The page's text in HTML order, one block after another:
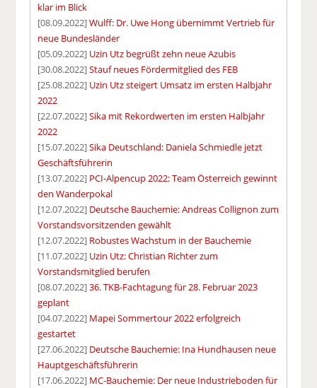
klar im Blick
[08.09.2022]Wulff: Dr. Uwe Hong übernimmt Vertrieb für
neue Bundesländer
[05.09.2022] Uzin Utz begrüßt zehn neue Azubis
[30.08.2022]Stauf neues Fördermitglied des FEB
[25.08.2022] Uzin Utz steigert Umsatz im ersten Halbjahr
2022
[22.07.2022]Sika mit Rekordwerten im ersten Halbjahr
2022
[15.07.2022]Sika Deutschland: Daniela Schmiedle jetzt
Geschäftsführerin
[13.07.2022] PCI-Alpencup 2022: Team Österreich gewinnt
den Wanderpokal
[12.07.2022] Deutsche Bauchemie: Andreas Collignon zum
Vorstandsvorsitzenden gewählt
[12.07.2022] Robustes Wachstum in der Bauchemie
[11.07.2022] Uzin Utz: Christian Richter zum
Vorstandsmitglied berufen
[08.07.2022]36. TKB-Fachtagung für 28. Februar 2023
geplant
[04.07.2022] Mapei Sommertour 2022 erfolgreich
gestartet
[27.06.2022] Deutsche Bauchemie: Ina Hundhausen neue
Hauptgeschäftsführerin
[17.06.2022] MC-Bauchemie: Der neue Industrieboden für